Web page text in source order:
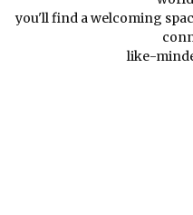
you'll find a welcoming
like-